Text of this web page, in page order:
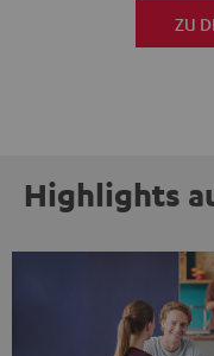
ZU
Highlights